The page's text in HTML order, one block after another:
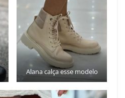
Alana calça esse modelo